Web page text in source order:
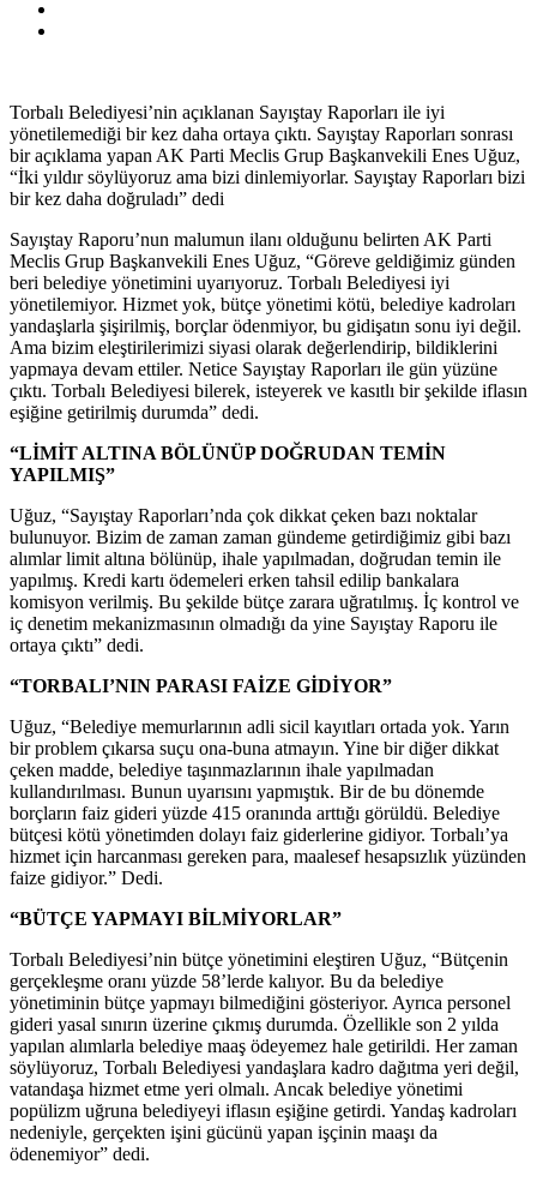
Torbalı Belediyesi’nin açıklanan Sayıştay Raporları ile iyi
yönetilemediği bir kez daha ortaya çıktı. Sayıştay Raporları sonrası
bir açıklama yapan AK Parti Meclis Grup Başkanvekili Enes Uğuz,
“İki yıldır söylüyoruz ama bizi dinlemiyorlar. Sayıştay Raporları bizi
bir kez daha doğruladı” dedi
Sayıştay Raporu’nun malumun ilanı olduğunu belirten AK Parti
Meclis Grup Başkanvekili Enes Uğuz, “Göreve geldiğimiz günden
beri belediye yönetimini uyarıyoruz. Torbalı Belediyesi iyi
yönetilemiyor. Hizmet yok, bütçe yönetimi kötü, belediye kadroları
yandaşlarla şişirilmiş, borçlar ödenmiyor, bu gidişatın sonu iyi değil.
Ama bizim eleştirilerimizi siyasi olarak değerlendirip, bildiklerini
yapmaya devam ettiler. Netice Sayıştay Raporları ile gün yüzüne
çıktı. Torbalı Belediyesi bilerek, isteyerek ve kasıtlı bir şekilde iflasın
eşiğine getirilmiş durumda” dedi.
“LİMİT ALTINA BÖLÜNÜP DOĞRUDAN TEMİN
YAPILMIŞ”
Uğuz, “Sayıştay Raporları’nda çok dikkat çeken bazı noktalar
bulunuyor. Bizim de zaman zaman gündeme getirdiğimiz gibi bazı
alımlar limit altına bölünüp, ihale yapılmadan, doğrudan temin ile
yapılmış. Kredi kartı ödemeleri erken tahsil edilip bankalara
komisyon verilmiş. Bu şekilde bütçe zarara uğratılmış. İç kontrol ve
iç denetim mekanizmasının olmadığı da yine Sayıştay Raporu ile
ortaya çıktı” dedi.
“TORBALI’NIN PARASI FAİZE GİDİYOR”
Uğuz, “Belediye memurlarının adli sicil kayıtları ortada yok. Yarın
bir problem çıkarsa suçu ona-buna atmayın. Yine bir diğer dikkat
çeken madde, belediye taşınmazlarının ihale yapılmadan
kullandırılması. Bunun uyarısını yapmıştık. Bir de bu dönemde
borçların faiz gideri yüzde 415 oranında arttığı görüldü. Belediye
bütçesi kötü yönetimden dolayı faiz giderlerine gidiyor. Torbalı’ya
hizmet için harcanması gereken para, maalesef hesapsızlık yüzünden
faize gidiyor.” Dedi.
“BÜTÇE YAPMAYI BİLMİYORLAR”
Torbalı Belediyesi’nin bütçe yönetimini eleştiren Uğuz, “Bütçenin
gerçekleşme oranı yüzde 58’lerde kalıyor. Bu da belediye
yönetiminin bütçe yapmayı bilmediğini gösteriyor. Ayrıca personel
gideri yasal sınırın üzerine çıkmış durumda. Özellikle son 2 yılda
yapılan alımlarla belediye maaş ödeyemez hale getirildi. Her zaman
söylüyoruz, Torbalı Belediyesi yandaşlara kadro dağıtma yeri değil,
vatandaşa hizmet etme yeri olmalı. Ancak belediye yönetimi
popülizm uğruna belediyeyi iflasın eşiğine getirdi. Yandaş kadroları
nedeniyle, gerçekten işini gücünü yapan işçinin maaşı da
ödenemiyor” dedi.